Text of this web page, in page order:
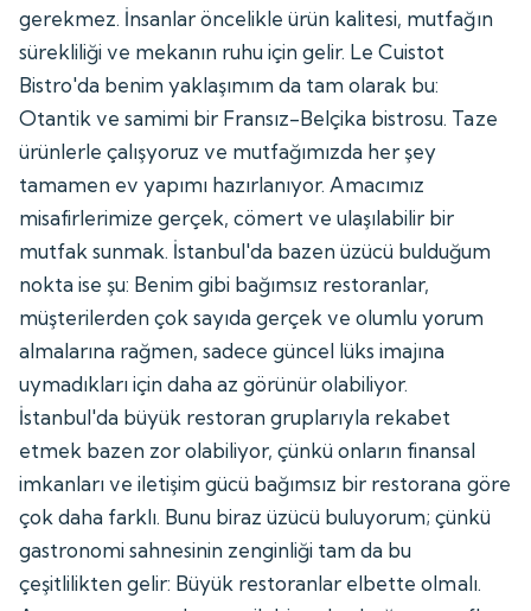
gerekmez. İnsanlar öncelikle ürün kalitesi, mutfağın
sürekliliği ve mekanın ruhu için gelir. Le Cuistot
Bistro'da benim yaklaşımım da tam olarak bu:
Otantik ve samimi bir Fransız-Belçika bistrosu. Taze
ürünlerle çalışyoruz ve mutfağımızda her şey
tamamen ev yapımı hazırlanıyor. Amacımız
misafirlerimize gerçek, cömert ve ulaşılabilir bir
mutfak sunmak. İstanbul'da bazen üzücü bulduğum
nokta ise şu: Benim gibi bağımsız restoranlar,
müşterilerden çok sayıda gerçek ve olumlu yorum
almalarına rağmen, sadece güncel lüks imajına
uymadıkları için daha az görünür olabiliyor.
İstanbul'da büyük restoran gruplarıyla rekabet
etmek bazen zor olabiliyor, çünkü onların finansal
imkanları ve iletişim gücü bağımsız bir restorana göre
çok daha farklı. Bunu biraz üzücü buluyorum; çünkü
gastronomi sahnesinin zenginliği tam da bu
çeşitlilikten gelir: Büyük restoranlar elbette olmalı.